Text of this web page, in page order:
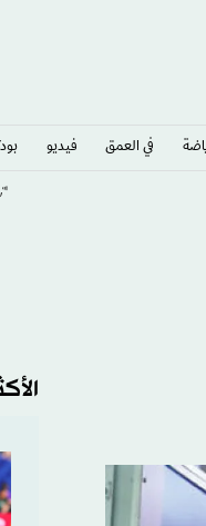
في العمق فيديو